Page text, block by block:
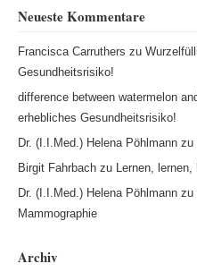
Neueste Kommentare
Francisca Carruthers zu
Gesundheitsrisiko!
difference between watermelon
erhebliches Gesundheitsrisiko!
Dr. (I.I.Med.) Helena Pöhlmannzu
Birgit Fahrbachzu Lernen, lernen,
Dr. (I.I.Med.) Helena Pöhlmannzu
Mammographie
Archiv